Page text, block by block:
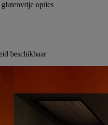
opties
beschikbaar